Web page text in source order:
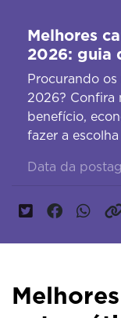
Melhores
2026: guia
Procurando
2026? Confira
benefício,
fazer a
Data da